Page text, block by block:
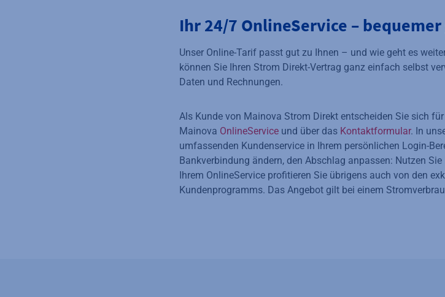
Ihr 24/7 OnlineService – bequemer
Unser Online-Tarif passt gut zu Ihnen – und wie geht es
können Sie Ihren Strom Direkt-Vertrag ganz einfach selbst
Daten und Rechnungen.
Als Kunde von Mainova Strom Direkt entscheiden Sie sich
Mainova OnlineService und über das Kontaktformular. In
umfassenden Kundenservice in Ihrem persönlichen Login-
Bankverbindung ändern, den Abschlag anpassen: Nutzen
Ihrem OnlineService profitieren Sie übrigens auch von den
Kundenprogramms. Das Angebot gilt bei einem